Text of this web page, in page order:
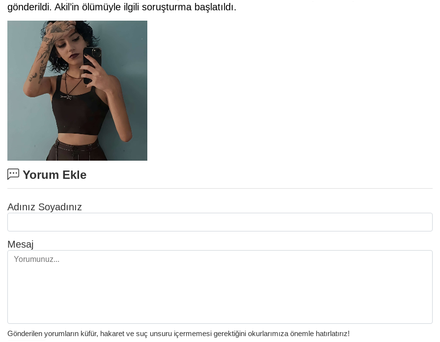
gönderildi. Akil’in ölümüyle ilgili soruşturma başlatıldı.
Yorum Ekle
Adınız Soyadınız
Mesaj
Gönderilen yorumların küfür, hakaret ve suç unsuru içermemesi gerektiğini okurlarımıza önemle hatırlatırız!